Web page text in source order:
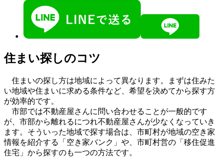
住まい探しのコツ
住まいの探し方は地域によって異なります。まずは住みた
い地域や住まいに求める条件など、希望を決めてから探す方
が効率的です。
市部では不動産屋さんに問い合わせることが一般的です
が、市部から離れるにつれ不動産屋さんが少なくなっていき
ます。そういった地域で探す場合は、市町村が地域の空き家
情報を紹介する「空き家バンク」や、市町村営の「移住促進
住宅」から探すのも一つの方法です。